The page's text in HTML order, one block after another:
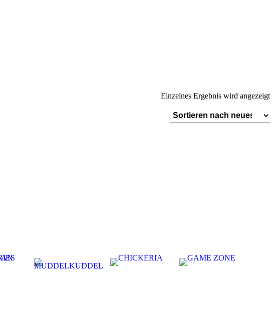
Einzelnes Ergebnis wird angezeigt